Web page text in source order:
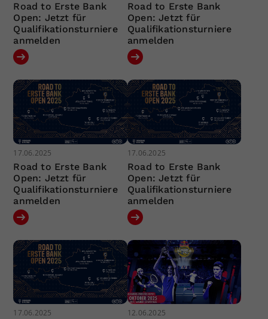
Road to Erste Bank
Open: Jetzt für
Qualifikationsturniere
anmelden
Road to Erste Bank
Open: Jetzt für
Qualifikationsturniere
anmelden
17.06.2025
Road to Erste Bank
Open: Jetzt für
Qualifikationsturniere
anmelden
17.06.2025
Road to Erste Bank
Open: Jetzt für
Qualifikationsturniere
anmelden
17.06.2025 12.06.2025